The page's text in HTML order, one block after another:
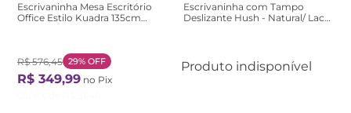
Escrivaninha Mesa Escritório
Office Estilo Kuadra 135cm
R$ 576,45 29% OFF
R$ 349,99 no Pix
Escrivaninha com Tampo
Deslizante Hush - Natural/ Laca
Produto indisponível